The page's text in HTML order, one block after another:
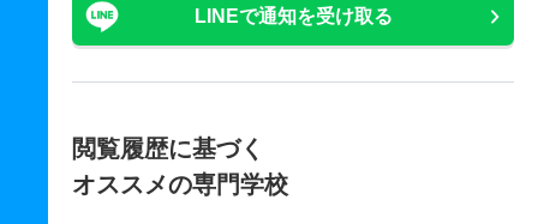
LINEで通知を受け取る
閲覧履歴に基づく
オススメの専門学校